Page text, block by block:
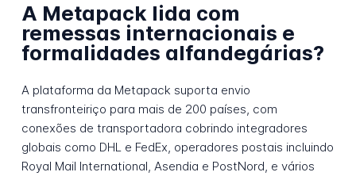
A Metapack lida com
remessas internacionais e
formalidades alfandegárias?
A plataforma da Metapack suporta envio
transfronteiriço para mais de 200 países, com
conexões de transportadora cobrindo integradores
globais como DHL e FedEx, operadores postais incluindo
Royal Mail International, Asendia e PostNord, e vários